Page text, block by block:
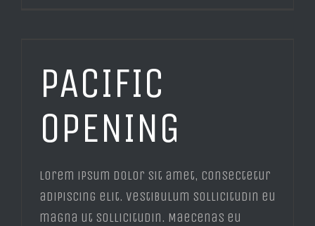
PACIFIC
OPENING
Lorem ipsum dolor sit amet, consectetur
adipiscing elit. Vestibulum sollicitudin eu
magna ut sollicitudin. Maecenas eu